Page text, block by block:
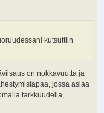
kutsuttiin
on nokkavuutta ja
jossa asiaa
tarkkuudella,